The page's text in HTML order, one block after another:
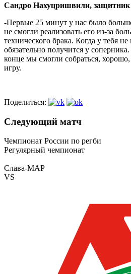
Сандро Нахуцришвили,
-Первые 25 минут у нас было
не смогли реализовать его из-за
технического брака. Когда у тебя не
обязательно получится у
конце мы смогли собраться,
игру.
Поделиться:
Следующий матч
Чемпионат России по регби
Регулярный чемпионат
Слава-МАР
VS